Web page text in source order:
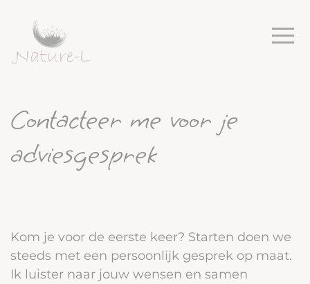
Contacteer me voor je
adviesgesprek
Kom je voor de eerste keer? Starten doen we
steeds met een persoonlijk gesprek op maat.
Ik luister naar jouw wensen en samen